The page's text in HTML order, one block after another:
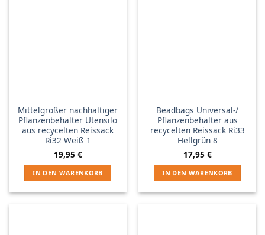
Mittelgroßer nachhaltiger
Pflanzenbehälter Utensilo
aus recycelten Reissack
Ri32 Weiß 1
19,95 €
IN DEN WARENKORB
Beadbags Universal-/
Pflanzenbehälter aus
recycelten Reissack Ri33
Hellgrün 8
17,95 €
IN DEN WARENKORB